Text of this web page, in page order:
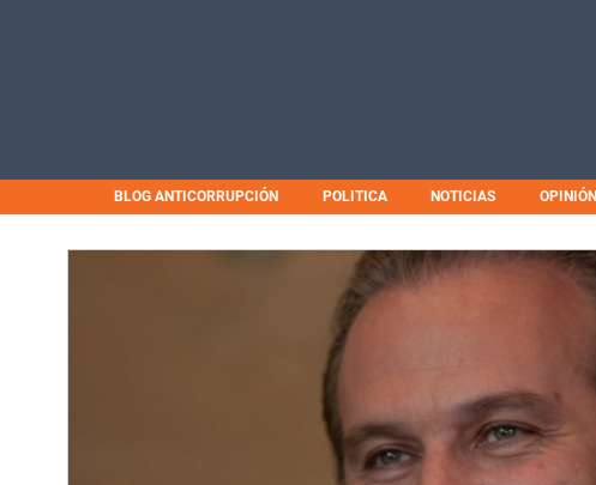
BLOG ANTICORRUPCIÓN POLITICA NOTICIAS OPINIÓN